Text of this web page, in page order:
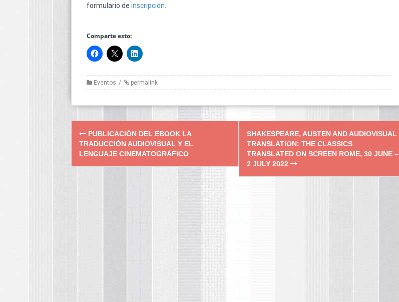
formulario de inscripción
Comparte esto:
Eventos permalink
Post
navigation
PUBLICACIÓN DEL EBOOK LA
TRADUCCIÓN AUDIOVISUAL Y EL
LENGUAJE CINEMATOGRÁFICO
SHAKESPEARE, AUSTEN AND AUDIOVISUAL
TRANSLATION: THE CLASSICS
TRANSLATED ON SCREEN ROME, 30 JUNE –
2 JULY 2022